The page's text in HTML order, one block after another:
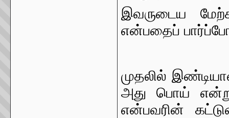
இவருடைய
என்பதைப்
முதலில்
அது பொய் என்று
என்பவரின்